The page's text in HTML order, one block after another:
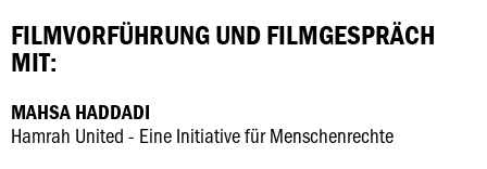
FILMVORFÜHRUNG UND FILMGESPRÄCH
MIT:
MAHSA HADDADI
Hamrah United - Eine Initiative für Menschenrechte